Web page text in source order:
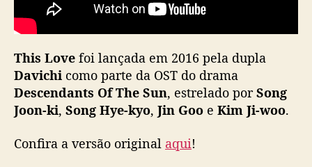
L
o
v
e
This Love foi lançada em 2016 pela dupla
Davichi como parte da OST do drama
Descendants Of The Sun, estrelado porSong
Joon-ki, Song Hye-kyo, Jin Goo e Kim Ji-woo.
Confira a versão original aqui!